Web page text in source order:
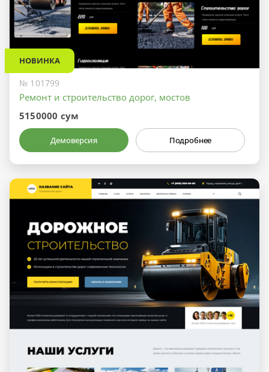
НОВИНКА
№ 101799
Ремонт и строительство дорог, мостов
5150000 сум
Демоверсия Подробнее